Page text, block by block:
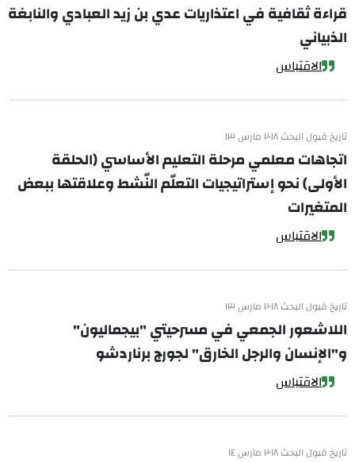
قراءة ثقافية في اعتذاريات عدي بن زيد العبادي والنابغة
الذبياني
الاقتباس
تاريخ قبول البحث ٢٠١٨ مارس ١٣
اتجاهات معلمي مرحلة التعليم الأساسي (الحلقة
الأولى) نحو إستراتيجيات التعلّم النّشط وعلاقتها ببعض
المتغيرات
الاقتباس
تاريخ قبول البحث ٢٠١٨ مارس ١٣
اللاشعور الجمعي في مسرحيتي "بيجماليون"
و"الإنسان والرجل الخارق" لجورج برناردشو
الاقتباس
تاريخ قبول البحث ٢٠١٨ مارس ١٤